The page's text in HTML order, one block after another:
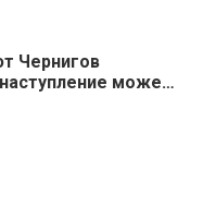
Чернигов
може…